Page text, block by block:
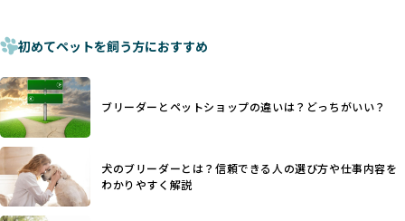
少なくなく、消費者にとって選択の判断が難しい現状があり
さらに、書類審査のみで掲載が許可されるサイトが多く、実
際の飼育環境やブリーダーの姿勢が見えにくい点も課題で
す。こうしたサイトでは、ブリーダーが記載する情報が主で
あり、実際の現場や日々のケアの状況がわからないため、営
利優先の「悪徳ブリーダー」が含まれるリスクが高まりま
す。
BreederFamiliesでは、ワンちゃんを大切にする「優良ブリ
手段でもあるため、切断されることで他の犬や人間との意思
ヨーロッパ諸国ではこうした処置が禁止されている一方で、
日本ではいまだ行われる場合があります。
優良ブリーダーは動物福祉を優先し、ワンちゃんの自然な姿
を大切にするため断尾・断耳を行いません。
一方、営利優先ブリーダーでは「見た目が良く売れやすい」
ことを理由に断尾や断耳を行うことがあり、中には麻酔なし
で処置するケースも見受けられます。
「耳やしっぽを切らない」詳細はこちら
初めてペットを飼う方におすすめ
ブリーダーとペットショップの違いは？どっちがいい？
犬のブリーダーとは？信頼できる人の選び方や仕事内容を
わかりやすく解説